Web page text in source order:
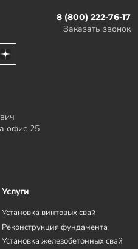
8 (800) 222-76-17
Заказать звонок
офис 25
Услуги
Установка винтовых свай
Реконструкция фундамента
Установка железобетонных свай